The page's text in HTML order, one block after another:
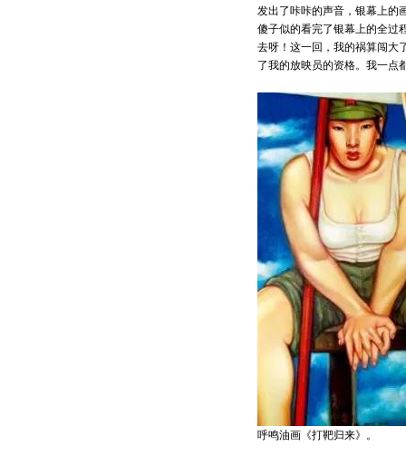
发出了咔咔的声音，银幕上
傻子似的看完了银幕上的全过
去呀！这一回，我的祸算闯大
了我的放映员的资格。我一点
呼鸣油画《打靶归来》。